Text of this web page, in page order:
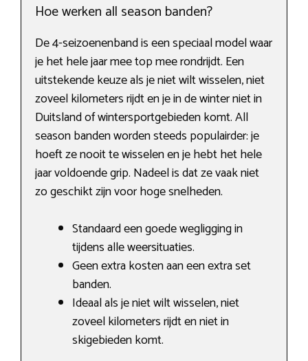
Hoe werken all season banden?
De 4-seizoenenband is een speciaal model waar
je het hele jaar mee top mee rondrijdt. Een
uitstekende keuze als je niet wilt wisselen, niet
zoveel kilometers rijdt en je in de winter niet in
Duitsland of wintersportgebieden komt. All
season banden worden steeds populairder: je
hoeft ze nooit te wisselen en je hebt het hele
jaar voldoende grip. Nadeel is dat ze vaak niet
zo geschikt zijn voor hoge snelheden.
Standaard een goede wegligging in
tijdens alle weersituaties.
Geen extra kosten aan een extra set
banden.
Ideaal als je niet wilt wisselen, niet
zoveel kilometers rijdt en niet in
skigebieden komt.